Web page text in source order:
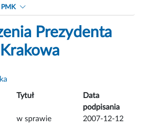
PMK
Prezydenta
Tytuł
Data
podpisania
w sprawie
2007-12-12